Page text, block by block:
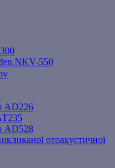
NKV-550
AD226
AD528
отоакустичної